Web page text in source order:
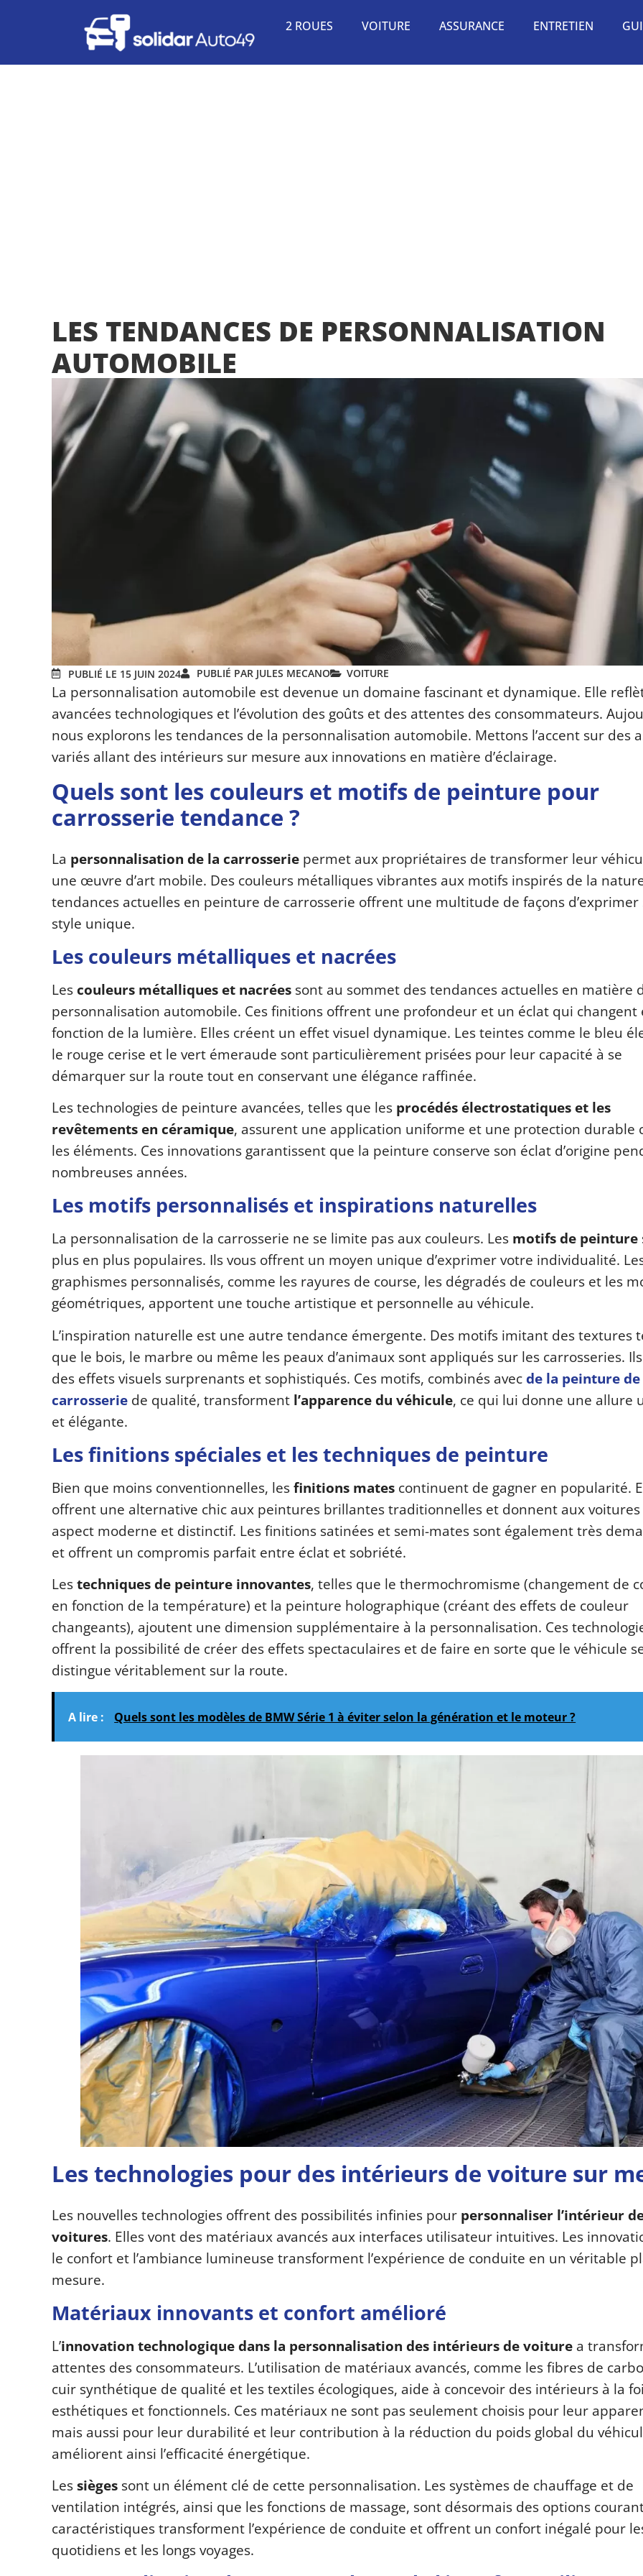
2 ROUES VOITURE ASSURANCE ENTRETIEN
LES TENDANCES DE PERSONNALISATION
AUTOMOBILE
PUBLIÉ LE 15 JUIN 2024 PUBLIÉ PAR JULES MECANO VOITURE
La personnalisation automobile est devenue un domaine fascinant et dynamique. Elle
avancées technologiques et l’évolution des goûts et des attentes des consommateurs.
nous explorons les tendances de la personnalisation automobile. Mettons l’accent sur des
variés allant des intérieurs sur mesure aux innovations en matière d’éclairage.
Quels sont les couleurs et motifs de peinture pour
carrosserie tendance ?
La personnalisation de la carrosserie permet aux propriétaires de transformer leur
une œuvre d’art mobile. Des couleurs métalliques vibrantes aux motifs inspirés de la
tendances actuelles en peinture de carrosserie offrent une multitude de façons d’exprimer
style unique.
Les couleurs métalliques et nacrées
Les couleurs métalliques et nacrées sont au sommet des tendances actuelles en matière
personnalisation automobile. Ces finitions offrent une profondeur et un éclat qui changent
fonction de la lumière. Elles créent un effet visuel dynamique. Les teintes comme le bleu
le rouge cerise et le vert émeraude sont particulièrement prisées pour leur capacité à se
démarquer sur la route tout en conservant une élégance raffinée.
Les technologies de peinture avancées, telles que les procédés électrostatiques et les
revêtements en céramique, assurent une application uniforme et une protection durable
les éléments. Ces innovations garantissent que la peinture conserve son éclat d’origine
nombreuses années.
Les motifs personnalisés et inspirations naturelles
La personnalisation de la carrosserie ne se limite pas aux couleurs. Les motifs de peinture
plus en plus populaires. Ils vous offrent un moyen unique d’exprimer votre individualité.
graphismes personnalisés, comme les rayures de course, les dégradés de couleurs et les
géométriques, apportent une touche artistique et personnelle au véhicule.
L’inspiration naturelle est une autre tendance émergente. Des motifs imitant des textures
que le bois, le marbre ou même les peaux d’animaux sont appliqués sur les carrosseries.
des effets visuels surprenants et sophistiqués. Ces motifs, combinés avecde la peinture de
carrosserie de qualité, transforment l’apparence du véhicule, ce qui lui donne une allure
et élégante.
Les finitions spéciales et les techniques de peinture
Bien que moins conventionnelles, lesfinitions mates continuent de gagner en popularité.
offrent une alternative chic aux peintures brillantes traditionnelles et donnent aux
aspect moderne et distinctif. Les finitions satinées et semi-mates sont également très
et offrent un compromis parfait entre éclat et sobriété.
Lestechniques de peinture innovantes, telles que le thermochromisme (changement de
en fonction de la température) et la peinture holographique (créant des effets de couleur
changeants), ajoutent une dimension supplémentaire à la personnalisation. Ces
offrent la possibilité de créer des effets spectaculaires et de faire en sorte que le véhicule
distingue véritablement sur la route.
A lire : Quels sont les modèles de BMW Série 1 à éviter selon la génération et le moteur ?
Les technologies pour des intérieurs de voiture sur
Les nouvelles technologies offrent des possibilités infinies pour personnaliser l’intérieur
voitures. Elles vont des matériaux avancés aux interfaces utilisateur intuitives. Les
le confort et l’ambiance lumineuse transforment l’expérience de conduite en un véritable
mesure.
Matériaux innovants et confort amélioré
L’innovation technologique dans la personnalisation des intérieurs de voiture a
attentes des consommateurs. L’utilisation de matériaux avancés, comme les fibres de
cuir synthétique de qualité et les textiles écologiques, aide à concevoir des intérieurs à la
esthétiques et fonctionnels. Ces matériaux ne sont pas seulement choisis pour leur
mais aussi pour leur durabilité et leur contribution à la réduction du poids global du
améliorent ainsi l’efficacité énergétique.
Lessièges sont un élément clé de cette personnalisation. Les systèmes de chauffage et de
ventilation intégrés, ainsi que les fonctions de massage, sont désormais des options
caractéristiques transforment l’expérience de conduite et offrent un confort inégalé pour
quotidiens et les longs voyages.